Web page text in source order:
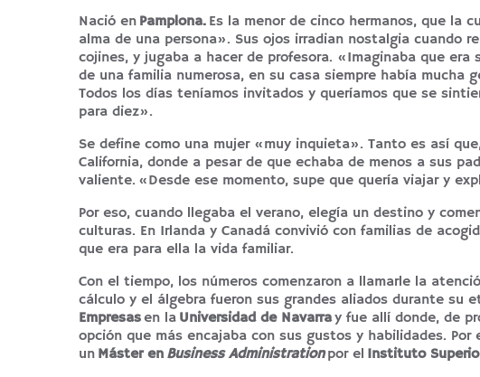
Nació en Pamplona. Es la menor de cinco hermanos, que la
alma de una persona». Sus ojos irradian nostalgia cuando
cojines, y jugaba a hacer de profesora. «Imaginaba que
de una familia numerosa, en su casa siempre había mucha
Todos los días teníamos invitados y queríamos que se
para diez».
Se define como una mujer «muy inquieta». Tanto es así
California, donde a pesar de que echaba de menos a sus
valiente. «Desde ese momento, supe que quería viajar y
Por eso, cuando llegaba el verano, elegía un destino y
culturas. En Irlanda y Canadá convivió con familias de
que era para ella la vida familiar.
Con el tiempo, los números comenzaron a llamarle la
cálculo y el álgebra fueron sus grandes aliados durante su
Empresasen la Universidad de Navarray fue allí donde, de
opción que más encajaba con sus gustos y habilidades.
un Máster en Business Administration por el Instituto